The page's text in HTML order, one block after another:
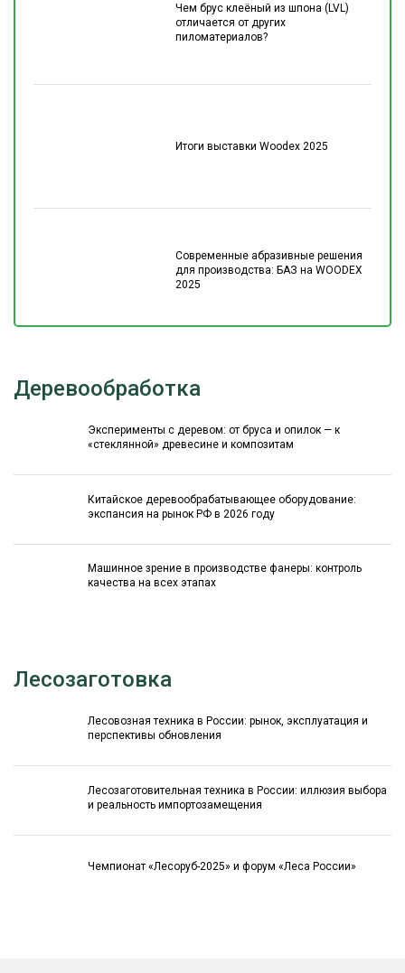
Чем брус клеёный из шпона (LVL)
отличается от других
пиломатериалов?
Итоги выставки Woodex 2025
Современные абразивные решения
для производства: БАЗ на WOODEX
2025
Деревообработка
Эксперименты с деревом: от бруса и опилок — к
«стеклянной» древесине и композитам
Китайское деревообрабатывающее оборудование:
экспансия на рынок РФ в 2026 году
Машинное зрение в производстве фанеры: контроль
качества на всех этапах
Лесозаготовка
Лесовозная техника в России: рынок, эксплуатация и
перспективы обновления
Лесозаготовительная техника в России: иллюзия выбора
и реальность импортозамещения
Чемпионат «Лесоруб-2025» и форум «Леса России»